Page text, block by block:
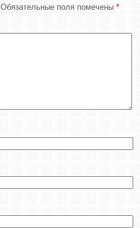
Обязательные поля помечены *